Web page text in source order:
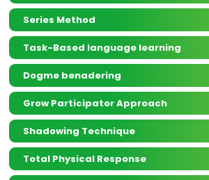
Series Method
Task-Based language learning
Dogme benadering
Grow Participator Approach
Shadowing Technique
Total Physical Response